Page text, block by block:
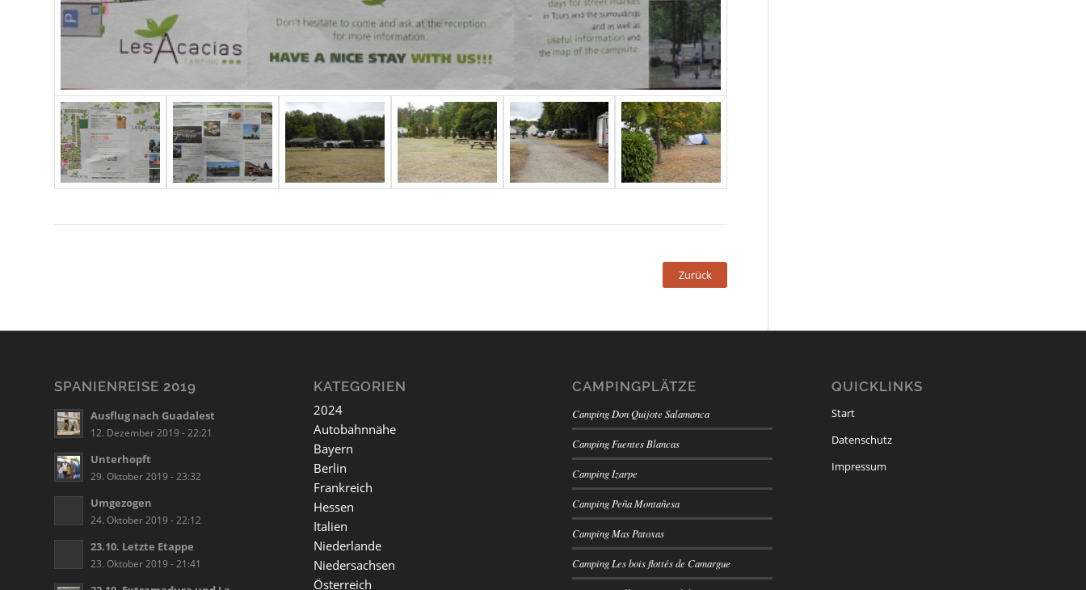
Zurück
SPANIENREISE 2019
Ausflug nach Guadalest
12. Dezember 2019 - 22:21
Unterhopft
29. Oktober 2019 - 23:32
Umgezogen
24. Oktober 2019 - 22:12
23.10. Letzte Etappe
23. Oktober 2019 - 21:41
KATEGORIEN
2024
Autobahnnähe
Bayern
Berlin
Frankreich
Hessen
Italien
Niederlande
Niedersachsen
Österreich
CAMPINGPLÄTZE
Camping Don Quijote Salamanca
Camping Fuentes Blancas
Camping Izarpe
Camping Peña Montañesa
Camping Mas Patoxas
Camping Les bois flottés de Camargue
QUICKLINKS
Start
Datenschutz
Impressum